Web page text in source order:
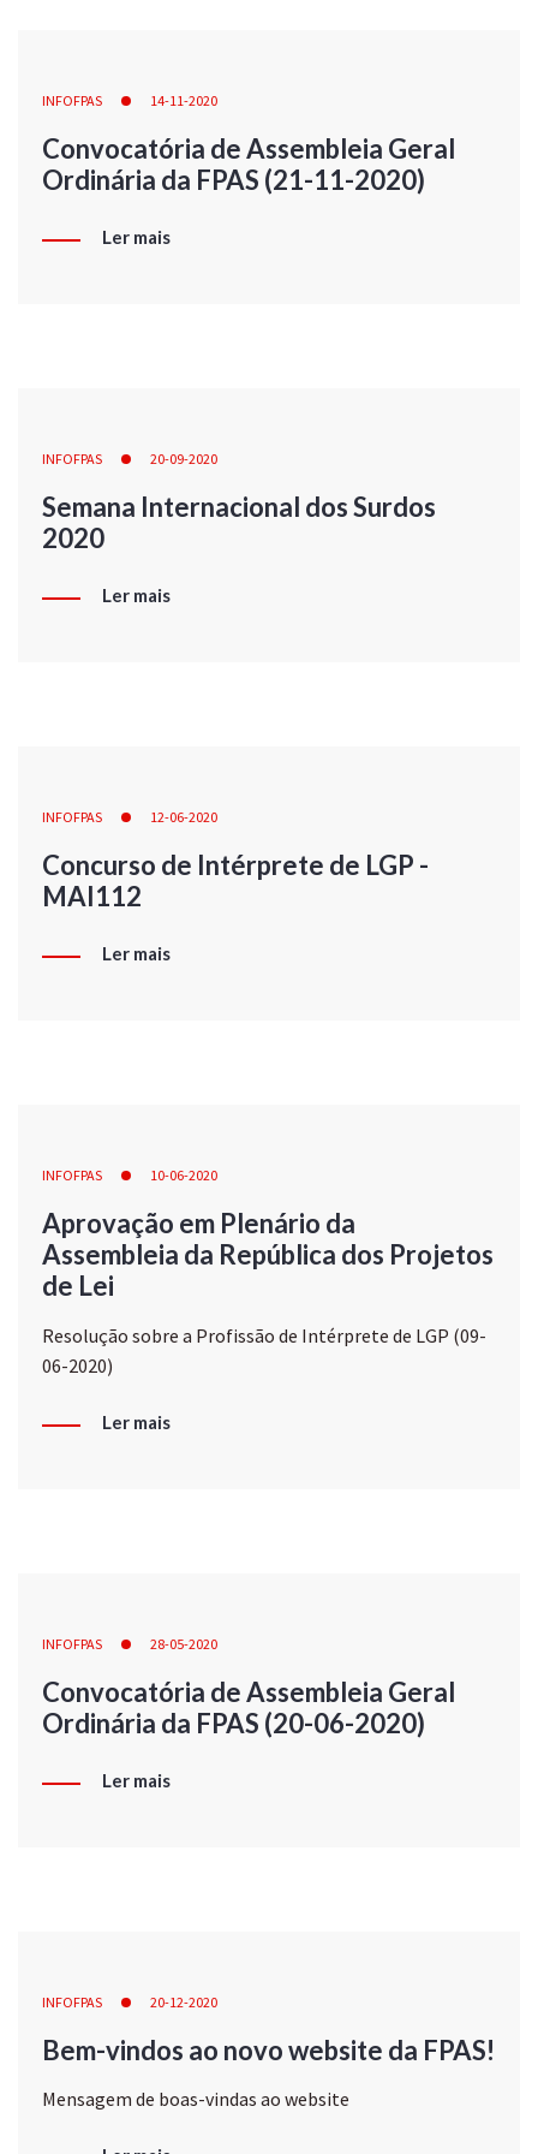
INFOFPAS 14-11-2020
Convocatória de Assembleia Geral
Ordinária da FPAS (21-11-2020)
Ler mais
INFOFPAS 20-09-2020
Semana Internacional dos Surdos
2020
Ler mais
INFOFPAS 12-06-2020
Concurso de Intérprete de LGP -
MAI112
Ler mais
INFOFPAS 10-06-2020
Aprovação em Plenário da
Assembleia da República dos Projetos
de Lei
Resolução sobre a Profissão de Intérprete de LGP (09-
06-2020)
Ler mais
INFOFPAS 28-05-2020
Convocatória de Assembleia Geral
Ordinária da FPAS (20-06-2020)
Ler mais
INFOFPAS 20-12-2020
Bem-vindos ao novo website da FPAS!
Mensagem de boas-vindas ao website